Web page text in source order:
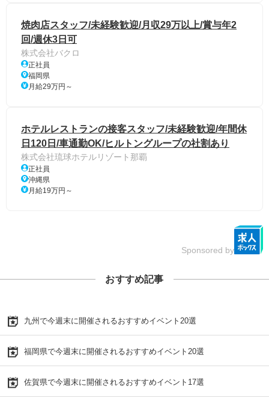
焼肉店スタッフ/未経験歓迎/月収29万以上/賞与年2
回/週休3日可
株式会社バクロ
正社員
福岡県
月給29万円～
ホテルレストランの接客スタッフ/未経験歓迎/年間休
日120日/車通勤OK/ヒルトングループの社割あり
株式会社琉球ホテルリゾート那覇
正社員
沖縄県
月給19万円～
Sponsored by
おすすめ記事
九州で今週末に開催されるおすすめイベント20選
福岡県で今週末に開催されるおすすめイベント20選
佐賀県で今週末に開催されるおすすめイベント17選